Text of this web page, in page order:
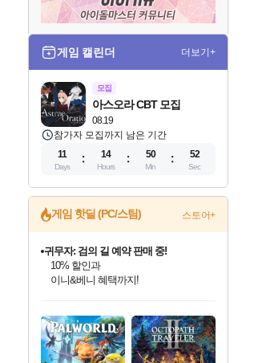
게임 캘린더 더보기+
모집
08.19
아스오라 CBT 모집
참가자 모집까지 남은 기간
11
Days
14
Hours
50
Min
51
Sec
게임 핫딜 (PC/스팀) 스토어+
최대 90% 할인가를 만나보세요!
네이버혜택과 함께 만나보세요!
50%할인&추가 적립까지!
네이버 포인트 혜택까지!
이니&베니 혜택까지!
비스트 오브 리인카네이션 정식 출시!
게임프릭 신작 IP
네이버 혜택가와 함께 예약하세요!
할인&네이버혜택으로 만나보세요!
네이버페이 혜택과 만나보세요!
40주년 프로모션으로 만나보세요!
할인가에 만나보세요!
일부 에디션 상시 할인!
혜택으로 예약 판매 중
편안하게 충전하세요